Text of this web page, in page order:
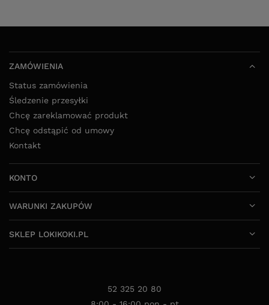
ZAMÓWIENIA
Status zamówienia
Śledzenie przesyłki
Chcę zareklamować produkt
Chcę odstąpić od umowy
Kontakt
KONTO
WARUNKI ZAKUPÓW
SKLEP LOKIKOKI.PL
52 325 20 80